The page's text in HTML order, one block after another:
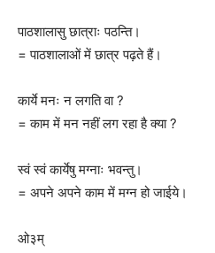
पाठशालासु छात्राः पठन्ति।
= पाठशालाओं में छात्र पढ़ते हैं।
कार्ये मनः न लगति वा ?
= काम में मन नहीं लग रहा है क्या ?
स्वं स्वं कार्येषु मग्नाः भवन्तु।
= अपने अपने काम में मग्न हो जाईये।
ओ३म्